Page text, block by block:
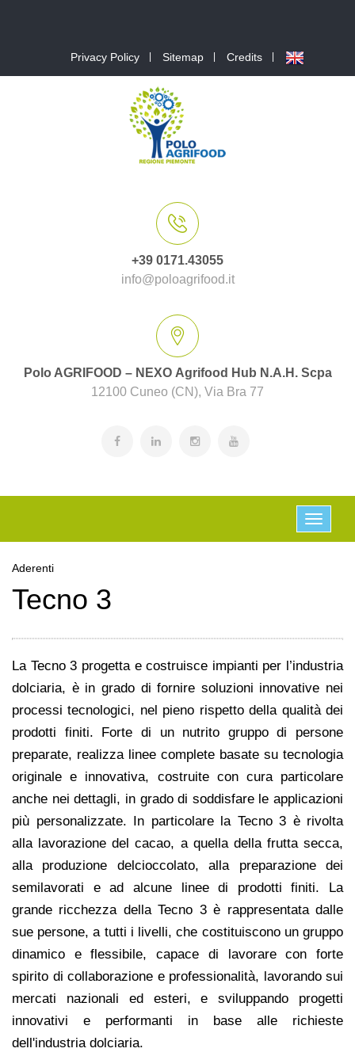
Privacy Policy Sitemap Credits
+39 0171.43055
info@poloagrifood.it
Polo AGRIFOOD – NEXO Agrifood Hub N.A.H. Scpa
12100 Cuneo (CN), Via Bra 77
Aderenti
Tecno 3
La Tecno 3 progetta e costruisce impianti per l’industria
dolciaria, è in grado di fornire soluzioni innovative nei
processi tecnologici, nel pieno rispetto della qualità dei
prodotti finiti. Forte di un nutrito gruppo di persone
preparate, realizza linee complete basate su tecnologia
originale e innovativa, costruite con cura particolare
anche nei dettagli, in grado di soddisfare le applicazioni
più personalizzate. In particolare la Tecno 3 è rivolta
alla lavorazione del cacao, a quella della frutta secca,
alla produzione delcioccolato, alla preparazione dei
semilavorati e ad alcune linee di prodotti finiti. La
grande ricchezza della Tecno 3 è rappresentata dalle
sue persone, a tutti i livelli, che costituiscono un gruppo
dinamico e flessibile, capace di lavorare con forte
spirito di collaborazione e professionalità, lavorando sui
mercati nazionali ed esteri, e sviluppando progetti
innovativi e performanti in base alle richieste
dell'industria dolciaria.